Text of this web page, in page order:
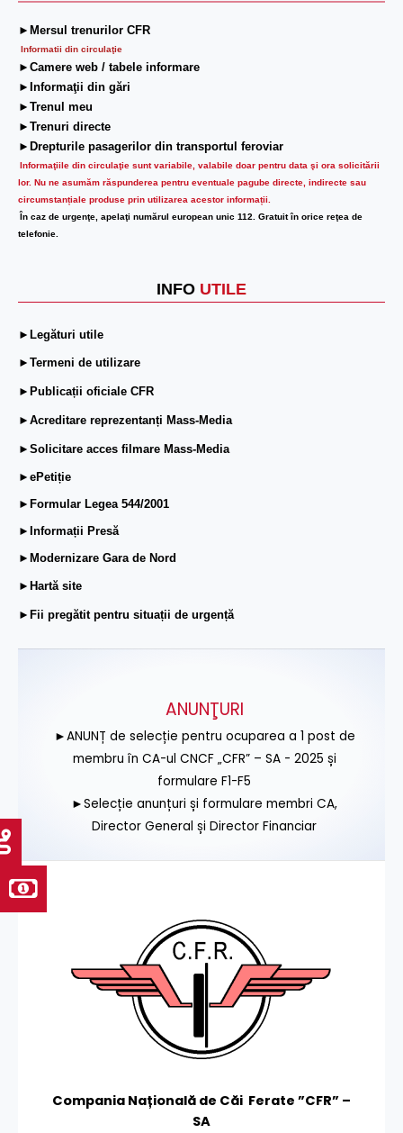
►Mersul trenurilor CFR
Informatii din circulaţie
►Camere web / tabele informare
►Informaţii din gări
►Trenul meu
►Trenuri directe
►Drepturile pasagerilor din transportul feroviar
Informaţiile din circulaţie sunt variabile, valabile doar pentru data şi ora solicitării
lor. Nu ne asumăm răspunderea pentru eventuale pagube directe, indirecte sau
circumstanțiale produse prin utilizarea acestor informații.
În caz de urgenţe, apelaţi numărul european unic 112. Gratuit în orice reţea de
telefonie.
INFO UTILE
►Legături utile
►Termeni de utilizare
►Publicații oficiale CFR
►Acreditare reprezentanți Mass-Media
►Solicitare acces filmare Mass-Media
►ePetiție
►Formular Legea 544/2001
►Informații Presă
►Modernizare Gara de Nord
►Hartă site
►Fii pregătit pentru situații de urgență
ANUNŢURI
►ANUNȚ de selecție pentru ocuparea a 1 post de
membru în CA-ul CNCF „CFR” – SA - 2025 și
formulare F1-F5
►Selecție anunțuri și formulare membri CA,
Director General și Director Financiar
Compania Națională de Căi Ferate ”CFR” –
SA